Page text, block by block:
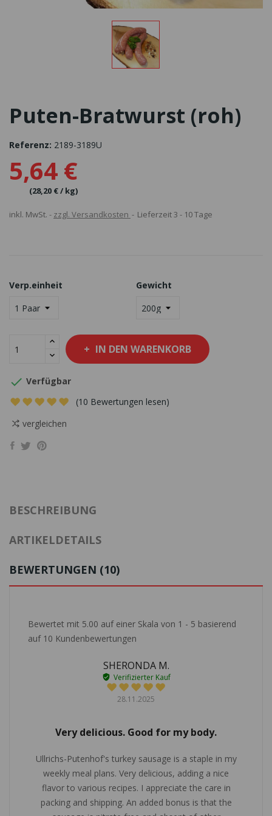
Puten-Bratwurst (roh)
Referenz: 2189-3189U
5,64 €
(28,20 € / kg)
inkl. MwSt. zzgl. Versandkosten Lieferzeit 3 - 10 Tage
Verp.einheit Gewicht
IN DEN WARENKORB
 Verfügbar
(10 Bewertungen lesen)
vergleichen
BESCHREIBUNG
ARTIKELDETAILS
BEWERTUNGEN (10)
Bewertet mit 5.00 auf einer Skala von 1 - 5 basierend
auf 10 Kundenbewertungen
SHERONDA M.
Verifizierter Kauf
28.11.2025
Very delicious. Good for my body.
Ullrichs-Putenhof's turkey sausage is a staple in my
weekly meal plans. Very delicious, adding a nice
flavor to various recipes. I appreciate the care in
packing and shipping. An added bonus is that the